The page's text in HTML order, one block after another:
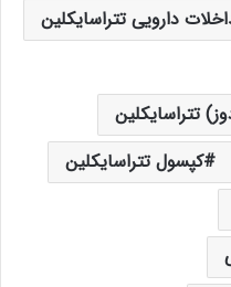
دارویی تتراسایکلین
تتراسایکلین
کپسول تتراسایکلین